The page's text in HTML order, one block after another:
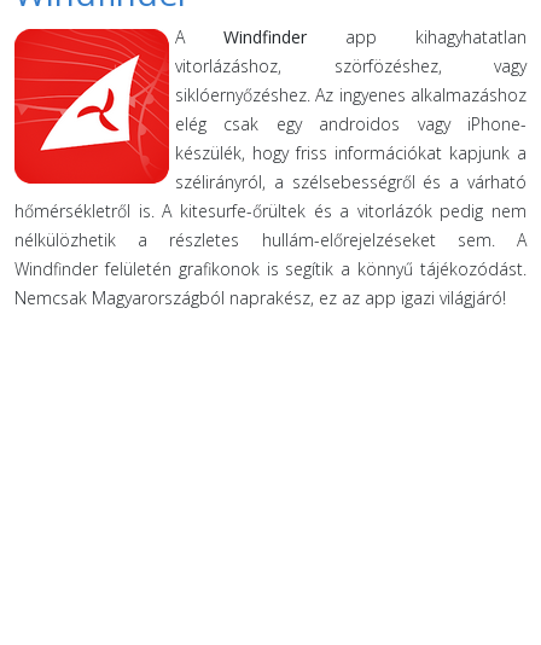
A Windfinder app kihagyhatatlan
vitorlázáshoz, szörfözéshez, vagy
siklóernyőzéshez. Az ingyenes alkalmazáshoz
elég csak egy androidos vagy iPhone-
készülék, hogy friss információkat kapjunk a
szélirányról, a szélsebességről és a várható
hőmérsékletről is. A kitesurfe-őrültek és a vitorlázók pedig nem
nélkülözhetik a részletes hullám-előrejelzéseket sem. A
Windfinder felületén grafikonok is segítik a könnyű tájékozódást.
Nemcsak Magyarországból naprakész, ez az app igazi világjáró!